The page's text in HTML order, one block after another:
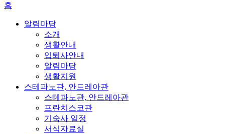
홈
알림마당
소개
생활안내
입퇴사안내
알림마당
생활지원
스테파노관, 안드레아관
스테파노관, 안드레아관
프란치스코관
기숙사 일정
서식자료실